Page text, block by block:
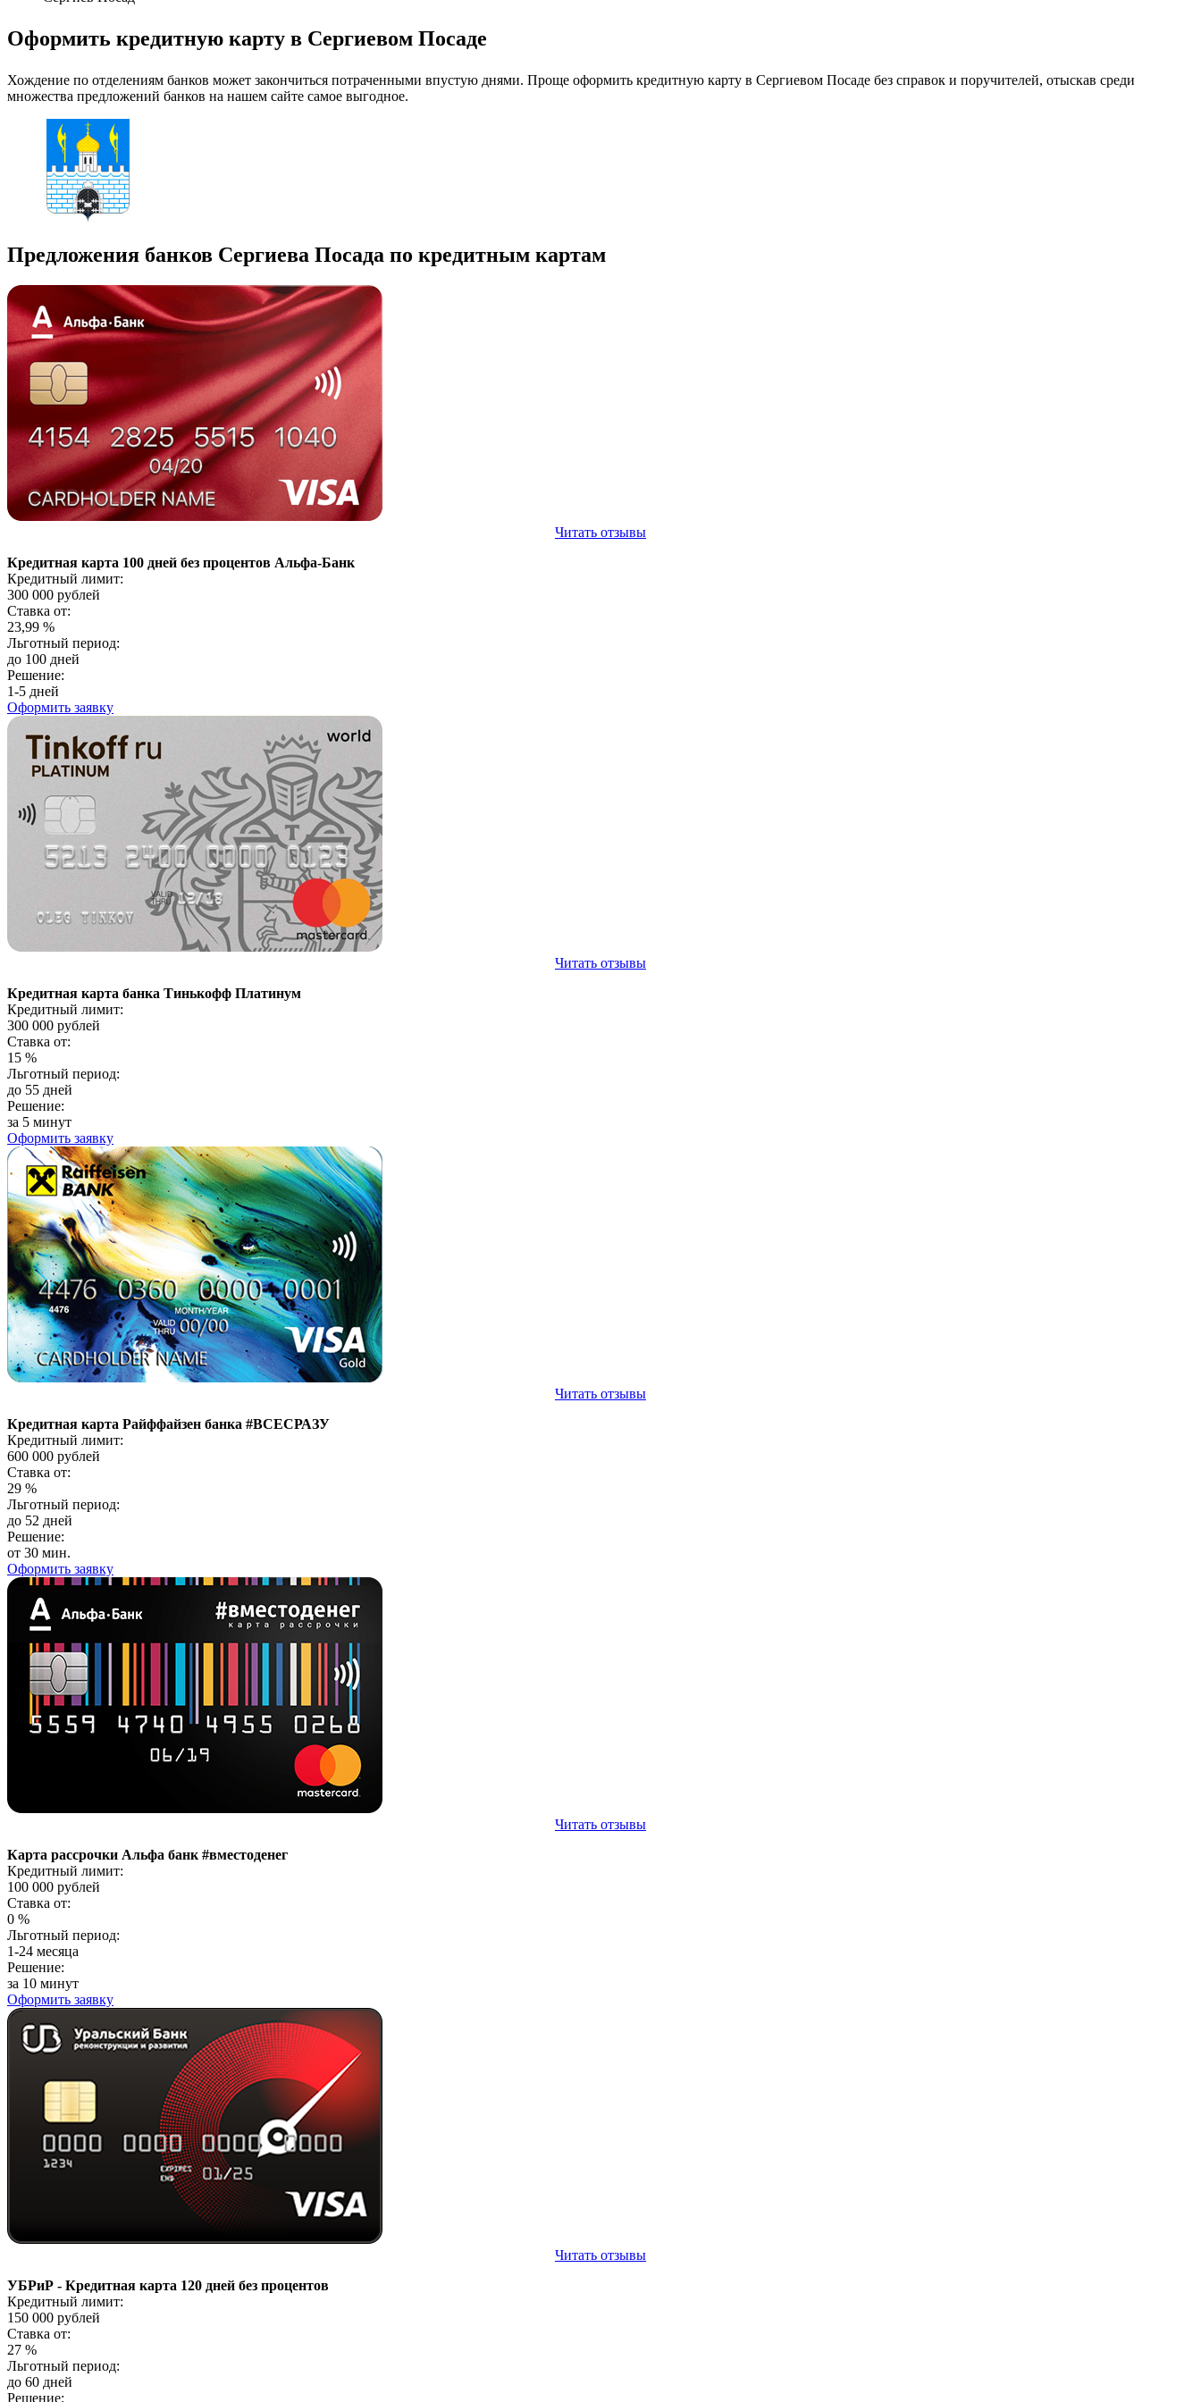
Оформить кредитную карту в Сергиевом Посаде
Хождение по отделениям банков может закончиться потраченными впустую днями. Проще оформить кредитную карту в Сергиевом Посаде без справок и поручителей, отыскав среди
множества предложений банков на нашем сайте самое выгодное.
Предложения банков Сергиева Посада по кредитным картам
Читать отзывы
Кредитная карта 100 дней без процентов Альфа-Банк
Кредитный лимит:
300 000 рублей
Ставка от:
23,99 %
Льготный период:
до 100 дней
Решение:
1-5 дней
Оформить заявку
Читать отзывы
Кредитная карта банка Тинькофф Платинум
Кредитный лимит:
300 000 рублей
Ставка от:
15 %
Льготный период:
до 55 дней
Решение:
за 5 минут
Оформить заявку
Читать отзывы
Кредитная карта Райффайзен банка #ВСЕСРАЗУ
Кредитный лимит:
600 000 рублей
Ставка от:
29 %
Льготный период:
до 52 дней
Решение:
от 30 мин.
Оформить заявку
Читать отзывы
Карта рассрочки Альфа банк #вместоденег
Кредитный лимит:
100 000 рублей
Ставка от:
0 %
Льготный период:
1-24 месяца
Решение:
за 10 минут
Оформить заявку
Читать отзывы
УБРиР - Кредитная карта 120 дней без процентов
Кредитный лимит:
150 000 рублей
Ставка от:
27 %
Льготный период:
до 60 дней
Решение: